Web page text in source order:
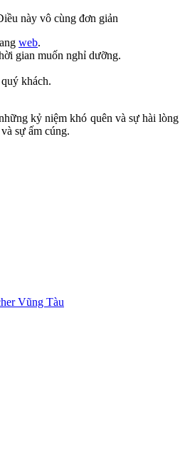
này vô cùng đơn giản
web.
gian muốn nghỉ dưỡng.
khách.
kỷ niệm khó quên và sự hài
sự ấm cúng.
Vũng Tàu